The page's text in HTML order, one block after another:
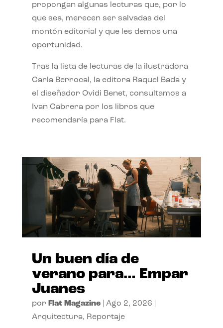
propongan algunas lecturas que, por lo
que sea, merecen ser salvadas del
montón editorial y que les demos una
oportunidad.
Tras la lista de lecturas de la ilustradora
Carla Berrocal, la editora Raquel Bada y
el diseñador Ovidi Benet, consultamos a
Ivan Cabrera por los libros que
recomendaría para Flat.
Un buen día de
verano para… Empar
Juanes
por Flat Magazine| Ago 2, 2026
Arquitectura, Reportaje